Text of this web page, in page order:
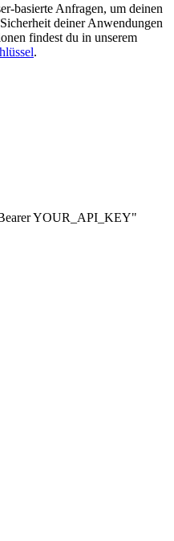
basierte Anfragen, um deinen
deiner Anwendungen
findest du in unserem
.
YOUR_API_KEY"